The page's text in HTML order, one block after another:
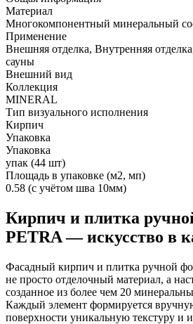
Материал
Многокомпонентный минеральный
Применение
Внешняя отделка, Внутренняя
сауны
Внешний вид
Коллекция
MINERAL
Тип визуального исполнения
Кирпич
Упаковка
Упаковка
упак (44 шт)
Площадь в упаковке (м2, мп)
0.58 (с учётом шва 10мм)
Кирпич и плитка
PETRA — искусство в
Фасадный кирпич и плитка ручной
не просто отделочный материал, а
созданное из более чем 20
Каждый элемент формируется
поверхности уникальную текстуру и